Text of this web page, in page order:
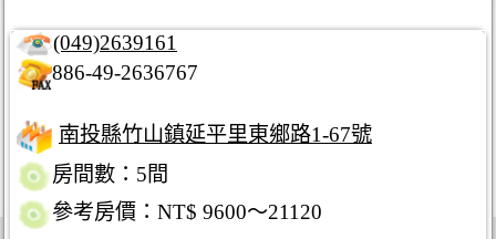
(049)2639161
886-49-2636767
南投縣竹山鎮延平里東鄉路1-67號
房間數：5間
參考房價：NT$ 9600～21120